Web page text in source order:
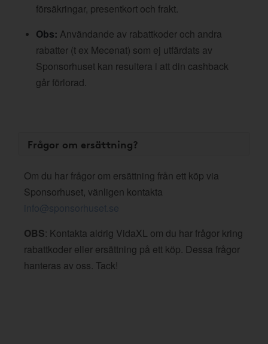
försäkringar, presentkort och frakt.
Obs: Användande av rabattkoder och andra
rabatter (t ex Mecenat) som ej utfärdats av
Sponsorhuset kan resultera i att din cashback
går förlorad.
Frågor om ersättning?
Om du har frågor om ersättning från ett köp via
Sponsorhuset, vänligen kontakta
info@sponsorhuset.se
OBS: Kontakta aldrig VidaXL om du har frågor kring
rabattkoder eller ersättning på ett köp. Dessa frågor
hanteras av oss. Tack!